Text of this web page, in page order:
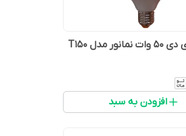
لامپ ال ای دی 50 وات نمانور مدل T150
افزودن به سبد